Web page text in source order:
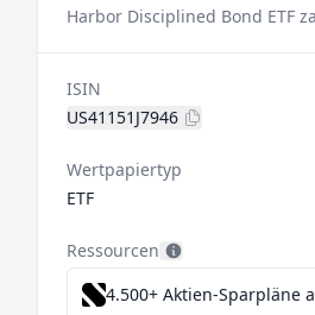
Harbor Disciplined Bond ETF
ISIN
US41151J7946
Wertpapiertyp
ETF
Ressourcen
4.500+ Aktien-Sparpläne